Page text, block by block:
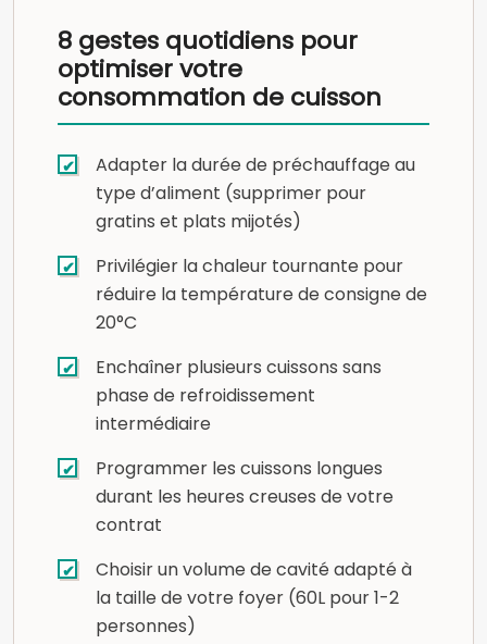
8 gestes quotidiens pour
optimiser votre
consommation de cuisson
Adapter la durée de préchauffage au
type d’aliment (supprimer pour
gratins et plats mijotés)
Privilégier la chaleur tournante pour
réduire la température de consigne de
20°C
Enchaîner plusieurs cuissons sans
phase de refroidissement
intermédiaire
Programmer les cuissons longues
durant les heures creuses de votre
contrat
Choisir un volume de cavité adapté à
la taille de votre foyer (60L pour 1-2
personnes)